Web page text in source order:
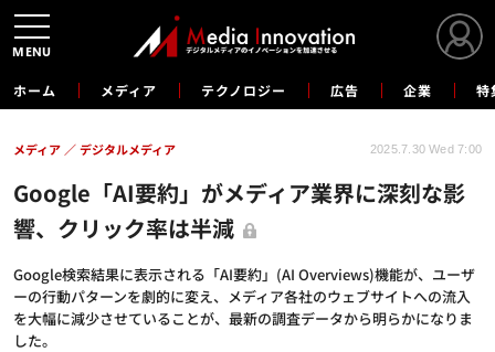
ホーム メディア テクノロジー 広告 企業 特
Google「AI要約」がメディア業界に深刻な影
響、クリック率は半減
Google検索結果に表示される「AI要約」(AI Overviews)機能が、ユーザ
ーの行動パターンを劇的に変え、メディア各社のウェブサイトへの流入
を大幅に減少させていることが、最新の調査データから明らかになりま
した。
メディア デジタルメディア 2025.7.30 Wed 7:00
MENU